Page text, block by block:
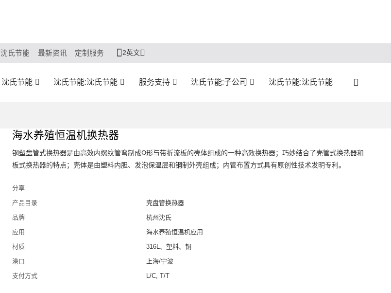
沈氏节能 最新资讯 定制服务 2英文
沈氏节能 沈氏节能:沈氏节能 服务支持 沈氏节能:子公司 沈氏节能:沈氏节能
海水养殖恒温机换热器
钢塑盘管式换热器是由高效内螺纹管弯制成Ω形与带折流板的壳体组成的一种高效换热器；巧妙结合了壳管式换热器和
板式换热器的特点；壳体是由塑料内胆、发泡保温层和钢制外壳组成；内管布置方式具有原创性技术发明专利。
分享
产品目录
壳盘管换热器
品牌
杭州沈氏
应用
海水养殖恒温机应用
材质
316L、塑料、铜
港口
上海/宁波
支付方式
L/C, T/T